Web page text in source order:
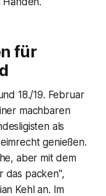
für
18./19. Februar
machbaren
als
genießen.
aber mit dem
das packen",
Kehl an. Im